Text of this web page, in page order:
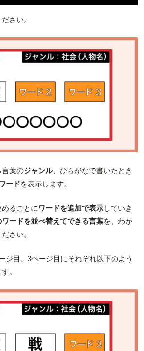
さい。
言葉のジャンル、ひらがなで書いたとき
ードを表示します。
るごとに ワードを追加で表示していき
ワードを並べ替えてできる言葉を、わか
さい。
ジ目、3ページ目にそれぞれ以下のよう
。